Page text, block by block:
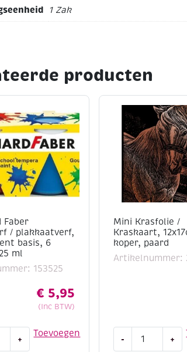
1 Zak
producten
Faber
/ plakkaatverf,
basis, 6
ml
153525
€ 5,95
(Inc BTW)
Toevoegen
+
Mini Krasfolie /
Kraskaart,
koper, paard
Artikelnummer:
-
Krasfolie
+